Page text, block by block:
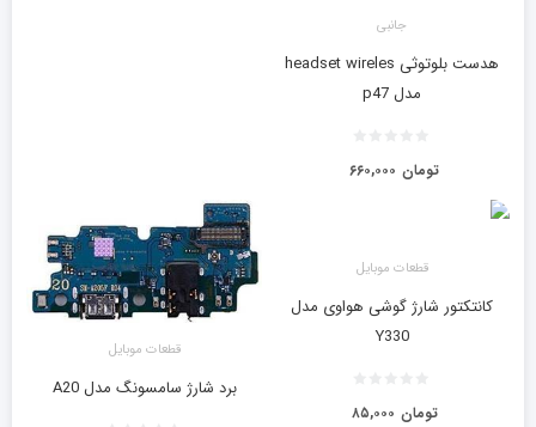
جانبی
هدست بلوتوثی headset wireles
مدل p47
۶۶۰,۰۰۰ تومان
قطعات موبایل
کانتکتور شارژ گوشی هواوی مدل
Y330
۸۵,۰۰۰ تومان
قطعات موبایل
برد شارژ سامسونگ مدل A20